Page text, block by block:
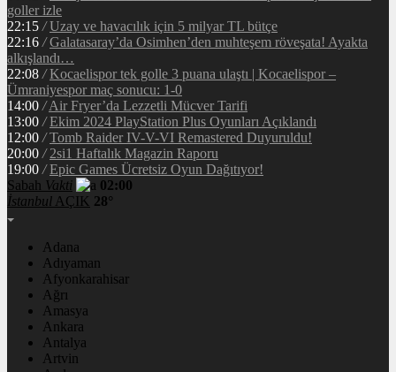
goller izle
22:15 / Uzay ve havacılık için 5 milyar TL bütçe
22:16 / Galatasaray’da Osimhen’den muhteşem röveşata! Ayakta
alkışlandı…
22:08 / Kocaelispor tek golle 3 puana ulaştı | Kocaelispor –
Ümraniyespor maç sonucu: 1-0
14:00 / Air Fryer’da Lezzetli Mücver Tarifi
13:00 / Ekim 2024 PlayStation Plus Oyunları Açıklandı
12:00 / Tomb Raider IV-V-VI Remastered Duyuruldu!
20:00 / 2si1 Haftalık Magazin Raporu
19:00 / Epic Games Ücretsiz Oyun Dağıtıyor!
Sabah Vakti
02:00
İstanbul AÇIK 28°
Adana
Adıyaman
Afyonkarahisar
Ağrı
Amasya
Ankara
Antalya
Artvin